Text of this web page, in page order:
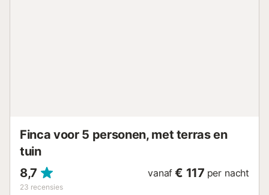
Finca voor 5 personen, met terras en
tuin
8,7
23 recensies
vanaf € 117 per nacht